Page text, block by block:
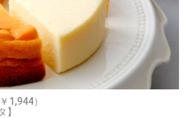
1,944）
】